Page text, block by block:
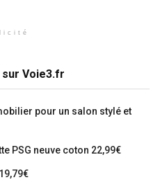
Voie3.fr
pour un salon stylé et
PSG neuve coton 22,99€